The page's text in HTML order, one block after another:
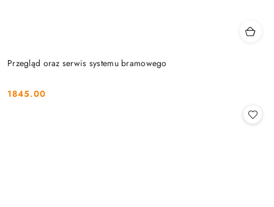
Przegląd oraz serwis systemu bramowego
Cena:
1845.00